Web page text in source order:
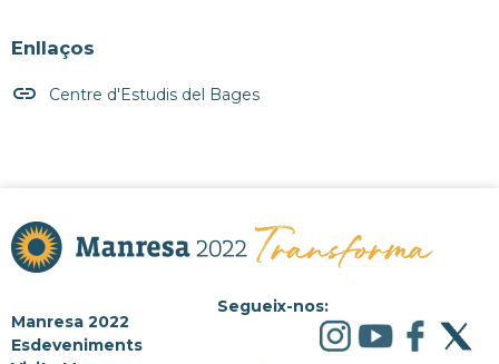
Enllaços
insert_link Centre d'Estudis del Bages
Manresa 2022
Esdeveniments
Segueix-nos: